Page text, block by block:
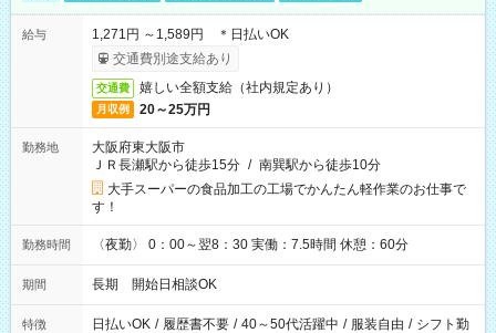
給与
1,271円 ～1,589円 ＊日払いOK
交通費別途支給あり
交通費 嬉しい全額支給（社内規定あり）
月収例 20～25万円
勤務地
大阪府東大阪市
ＪＲ長瀬駅から徒歩15分 / 南巽駅から徒歩10分
大手スーパーの食品加工の工場でかんたん軽作業のお仕事で
す！
勤務時間 〈夜勤〉 0：00～翌8：30 実働：7.5時間 休憩：60分
期間 長期 開始日相談OK
特徴 日払いOK / 履歴書不要 / 40～50代活躍中 / 服装自由 / シフト勤